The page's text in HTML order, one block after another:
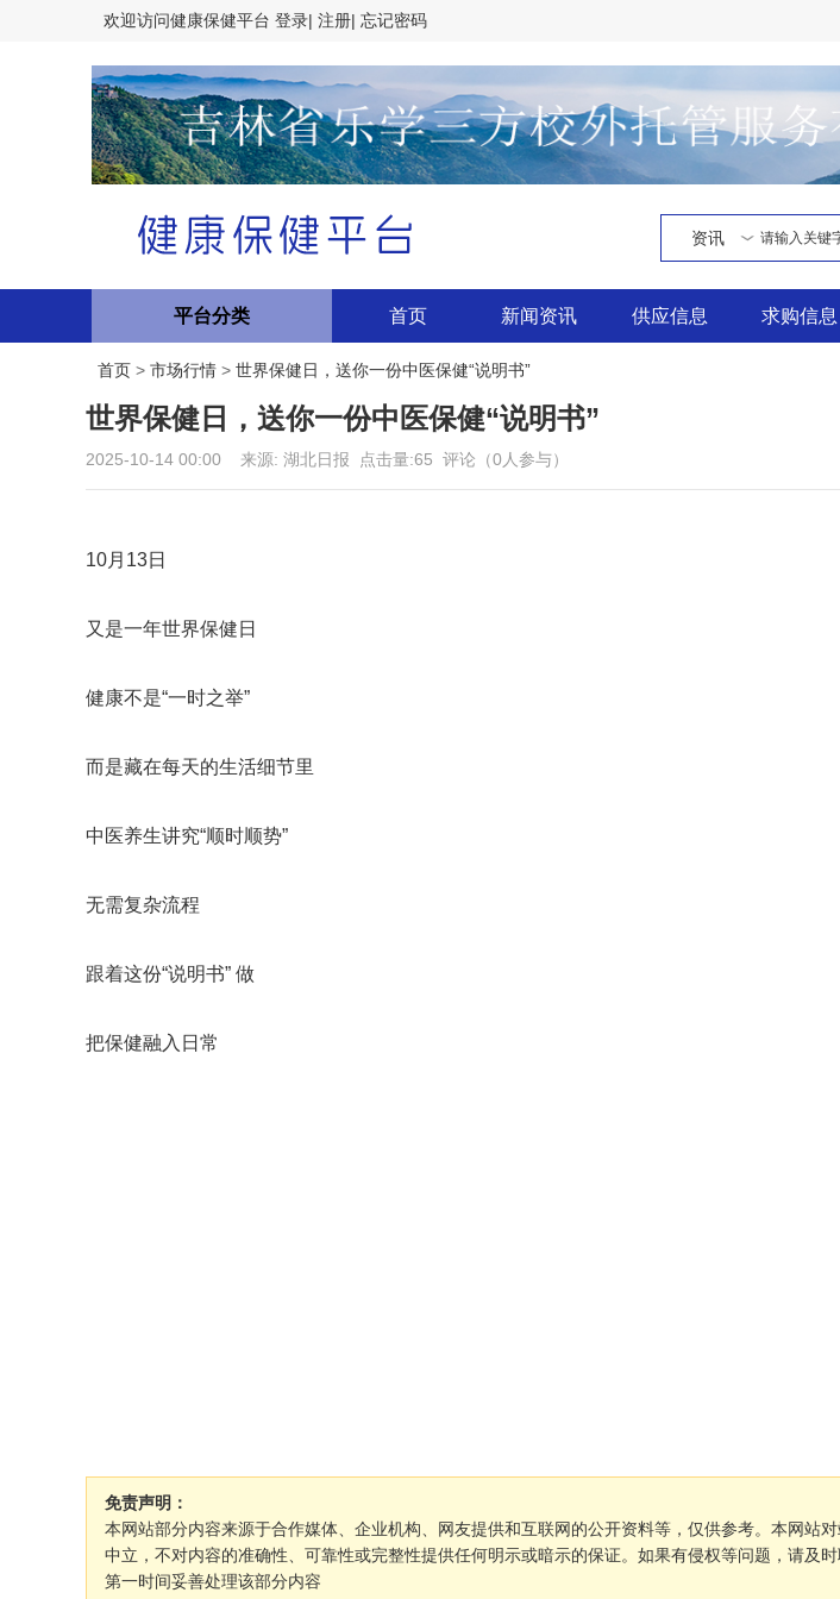
欢迎访问健康保健平台 登录| 注册| 忘记密码
资讯
平台分类 首页 新闻资讯 供应信息 求购信息
首页 > 市场行情 > 世界保健日，送你一份中医保健“说明书”
世界保健日，送你一份中医保健“说明书”
2025-10-14 00:00 来源: 湖北日报 点击量:65 评论（0人参与）
10月13日
又是一年世界保健日
健康不是“一时之举”
而是藏在每天的生活细节里
中医养生讲究“顺时顺势”
无需复杂流程
跟着这份“说明书” 做
把保健融入日常
免责声明：
本网站部分内容来源于合作媒体、企业机构、网友提供和互联网的公开资料等，仅供参考。本网站
中立，不对内容的准确性、可靠性或完整性提供任何明示或暗示的保证。如果有侵权等问题，请及
第一时间妥善处理该部分内容